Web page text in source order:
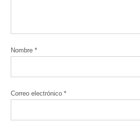
Nombre*
Correo electrónico*